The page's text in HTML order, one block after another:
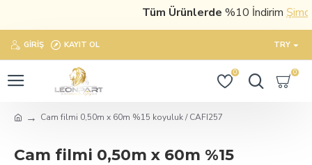
Tüm Ürünlerde%10 İndirimŞimdi
GIRIŞ KAYIT OL TRY
0 0
Cam filmi 0,50m x 60m %15 koyuluk / CAFI257
Cam filmi 0,50m x 60m %15